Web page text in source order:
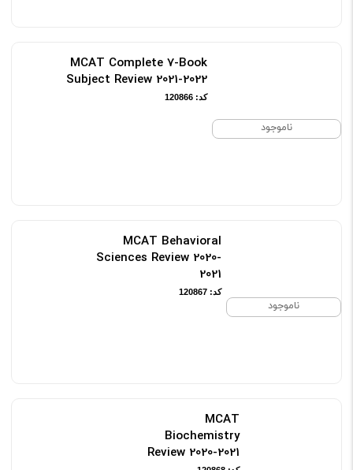
ناموجود
MCAT Complete 7-Book
Subject Review 2021-2022
کد: 120866
ناموجود
MCAT Behavioral
Sciences Review 2020-
2021
کد: 120867
MCAT
Biochemistry
Review 2020-2021